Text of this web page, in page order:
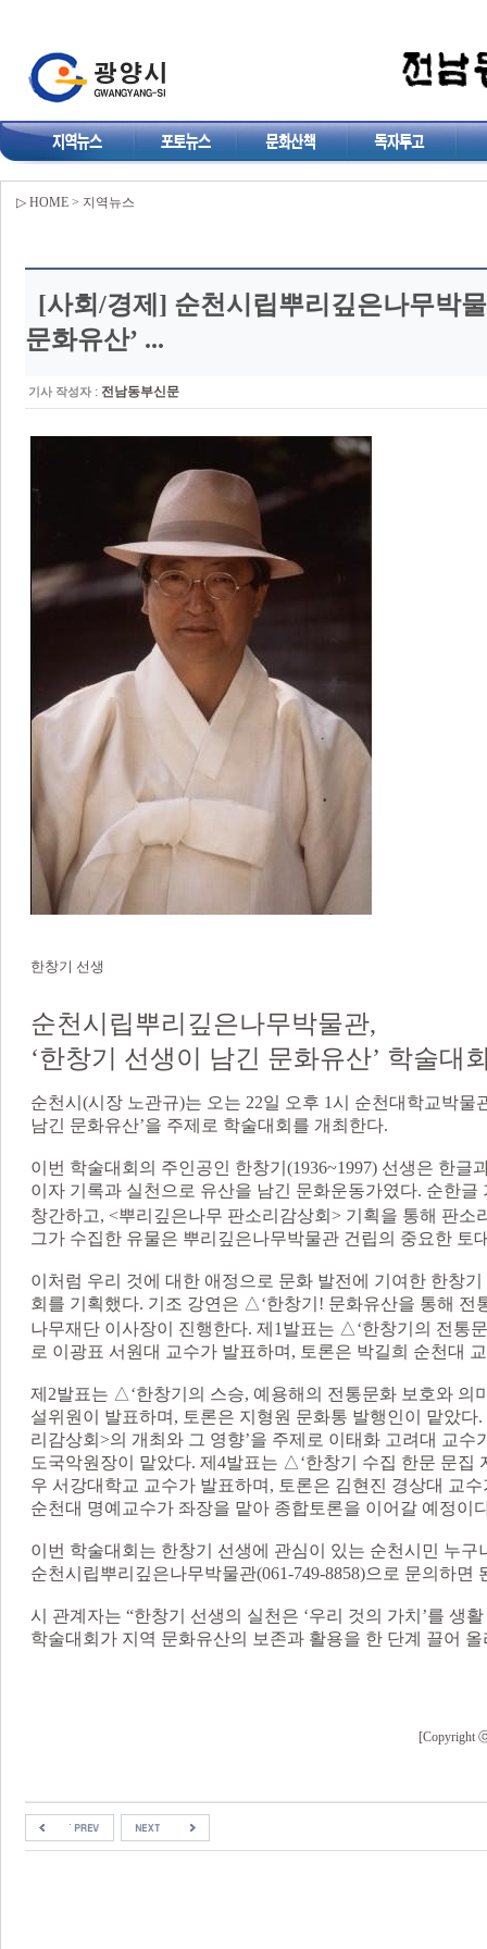
▷ HOME > 지역뉴스
[사회/경제] 순천시립뿌리깊은나무박
문화유산’ ...
기사 작성자 : 전남동부신문
한창기 선생
순천시립뿌리깊은나무박물관,
‘한창기 선생이 남긴 문화유산’ 학술대
순천시(시장 노관규)는 오는 22일 오후 1시 순천대학교박물
남긴 문화유산’을 주제로 학술대회를 개최한다.
이번 학술대회의 주인공인 한창기(1936~1997) 선생은 한글
이자 기록과 실천으로 유산을 남긴 문화운동가였다. 순한
창간하고, <뿌리깊은나무 판소리감상회> 기획을 통해 판소
그가 수집한 유물은 뿌리깊은나무박물관 건립의 중요한 토
이처럼 우리 것에 대한 애정으로 문화 발전에 기여한 한창
회를 기획했다. 기조 강연은 △‘한창기! 문화유산을 통해 전
나무재단 이사장이 진행한다. 제1발표는 △‘한창기의 전통
로 이광표 서원대 교수가 발표하며, 토론은 박길희 순천대
제2발표는 △‘한창기의 스승, 예용해의 전통문화 보호와 의
설위원이 발표하며, 토론은 지형원 문화통 발행인이 맡았
리감상회>의 개최와 그 영향’을 주제로 이태화 고려대 교
도국악원장이 맡았다. 제4발표는 △‘한창기 수집 한문 문집
우 서강대학교 교수가 발표하며, 토론은 김현진 경상대 교
순천대 명예교수가 좌장을 맡아 종합토론을 이어갈 예정이
이번 학술대회는 한창기 선생에 관심이 있는 순천시민 누
순천시립뿌리깊은나무박물관(061-749-8858)으로 문의하면
시 관계자는 “한창기 선생의 실천은 ‘우리 것의 가치’를 생
학술대회가 지역 문화유산의 보존과 활용을 한 단계 끌어
[Copyright